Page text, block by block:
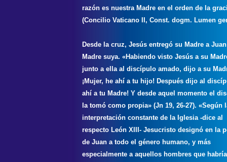
razón es nuestra Madre en el orden de la
(Concilio Vaticano II, Const. dogm. Lumen
Desde la cruz, Jesús entregó su Madre a
Madre suya. «Habiendo visto Jesús a su
junto a ella al discípulo amado, dijo a su
¡Mujer, he ahí a tu hijo! Después dijo al
ahí a tu Madre! Y desde aquel momento el
la tomó como propia» (Jn 19, 26-27). «Según
interpretación constante de la Iglesia -dice al
respecto León XIII- Jesucristo designó en la
de Juan a todo el género humano, y más
especialmente a aquellos hombres que